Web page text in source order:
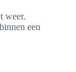
weer.
een